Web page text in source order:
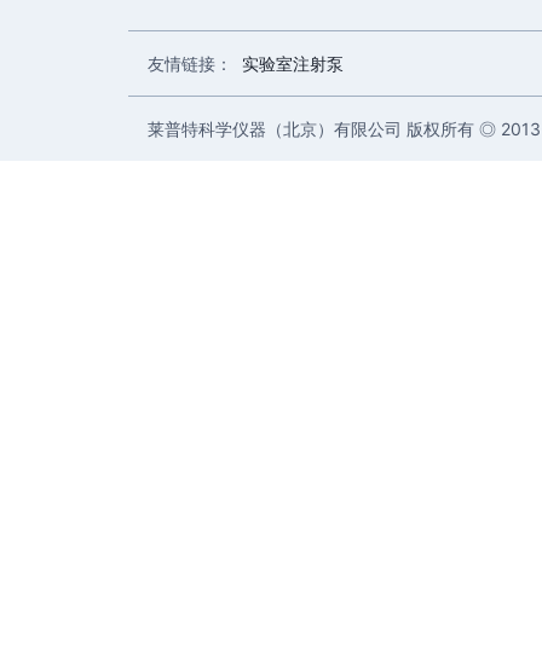
友情链接： 实验室注射泵
莱普特科学仪器（北京）有限公司 版权所有 ◎